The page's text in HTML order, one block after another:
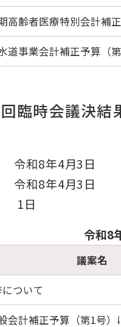
高齢者医療特別会計補
道事業会計補正予算（
臨時会議決結
和8年4月3日
和8年4月3日
日
令和8
議案名
ついて
会計補正予算（第1号）